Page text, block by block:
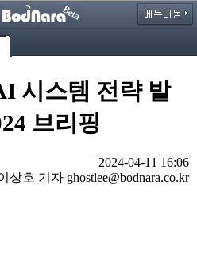
시스템 전략 발
브리핑
2024-04-11 16:06
상호 기자 ghostlee@bodnara.co.kr